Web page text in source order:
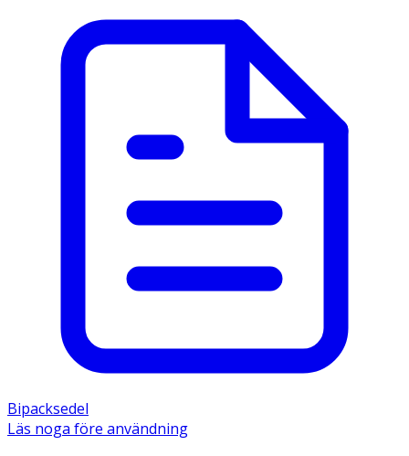
Bipacksedel
Läs noga före användning